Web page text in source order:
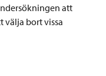
att
välja bort vissa